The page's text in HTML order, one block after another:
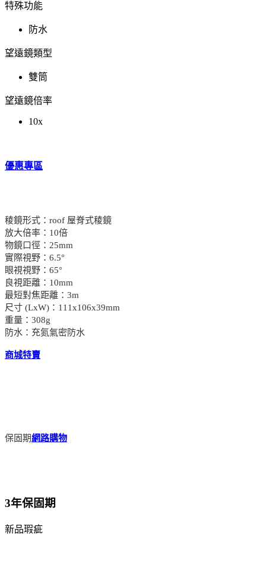
特殊功能
防水
望遠鏡類型
雙筒
望遠鏡倍率
10x
優惠專區
稜鏡形式：roof 屋脊式稜鏡
放大倍率：10倍
物鏡口徑：25mm
實際視野：6.5°
眼視視野：65°
良視距離：10mm
最短對焦距離：3m
尺寸 (LxW)：111x106x39mm
重量：308g
防水：充氮氣密防水
商城特賣
保固期網路購物
3年保固期
新品瑕疵